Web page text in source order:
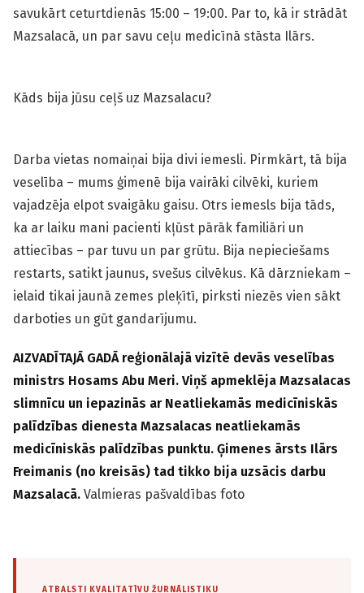
savukārt ceturtdienās 15:00 – 19:00. Par to, kā ir strādāt
Mazsalacā, un par savu ceļu medicīnā stāsta Ilārs.
Kāds bija jūsu ceļš uz Mazsalacu?
Darba vietas nomaiņai bija divi iemesli. Pirmkārt, tā bija
veselība – mums ģimenē bija vairāki cilvēki, kuriem
vajadzēja elpot svaigāku gaisu. Otrs iemesls bija tāds,
ka ar laiku mani pacienti kļūst pārāk familiāri un
attiecības – par tuvu un par grūtu. Bija nepieciešams
restarts, satikt jaunus, svešus cilvēkus. Kā dārzniekam –
ielaid tikai jaunā zemes pleķītī, pirksti niezēs vien sākt
darboties un gūt gandarījumu.
AIZVADĪTAJĀ GADĀ reģionālajā vizītē devās veselības
ministrs Hosams Abu Meri. Viņš apmeklēja Mazsalacas
slimnīcu un iepazinās ar Neatliekamās medicīniskās
palīdzības dienesta Mazsalacas neatliekamās
medicīniskās palīdzības punktu. Ģimenes ārsts Ilārs
Freimanis (no kreisās) tad tikko bija uzsācis darbu
Mazsalacā. Valmieras pašvaldības foto
ATBALSTI KVALITATĪVU ŽURNĀLISTIKU